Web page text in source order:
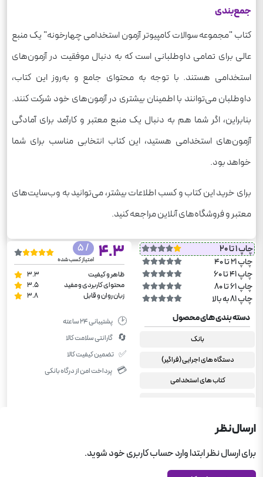
جمع‌بندی
کتاب "مجموعه سوالات کامپیوتر آزمون استخدامی چهارخونه" یک منبع
عالی برای تمامی داوطلبانی است که به دنبال موفقیت در آزمون‌های
استخدامی هستند. با توجه به محتوای جامع و به‌روز این کتاب،
داوطلبان می‌توانند با اطمینان بیشتری در آزمون‌های خود شرکت کنند.
بنابراین، اگر شما هم به دنبال یک منبع معتبر و کارآمد برای آمادگی
آزمون‌های استخدامی هستید، این کتاب انتخابی مناسب برای شما
خواهد بود.
برای خرید این کتاب و کسب اطلاعات بیشتر، می‌توانید به وب‌سایت‌های
معتبر و فروشگاه‌های آنلاین مراجعه کنید.
چاپ 1 تا 20
چاپ 21 تا 40
چاپ 41 تا 60
چاپ 61 تا 80
چاپ 81 به بالا
4.3
/ 5
امتیاز کسب شده
ظاهر و کیفیت
3.3
محتوای کاربردی و مفید
3.5
زبان روان و قابل
3.8
دسته بندی های محصول
بانک
دستگاه های اجرایی (فراگیر)
کتاب های استخدامی
کتاب های استخدامی
🕑 پشتیبانی ۲۴ ساعته
🔄 گارانتی سلامت کالا
✅ تضمین کیفیت کالا
💳 پرداخت امن از درگاه بانکی
ارسال نظر
برای ارسال نظر ابتدا وارد حساب کاربری خود شوید.